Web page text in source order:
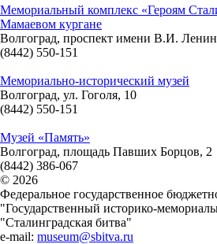
Мемориальный комплекс «Героям
Мамаевом кургане
Волгоград, проспект имени В.И.
(8442) 550-151
Мемориально-исторический музей
Волгоград, ул. Гоголя, 10
(8442) 550-151
Музей «Память»
Волгоград, площадь Павших Борцов, 2
(8442) 386-067
© 2026
Федеральное государственное
"Государственный историко-
"Сталинградская битва"
e-mail: museum@sbitva.ru